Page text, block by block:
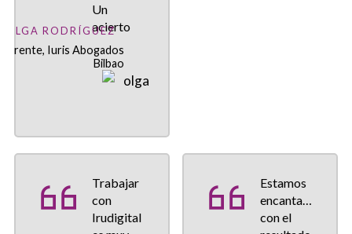
Un
acierto
OLGA RODRÍGUEZ
Iuris Abogados
Bilbao
Trabajar
con
Irudigital
Estamos
encantados
con el